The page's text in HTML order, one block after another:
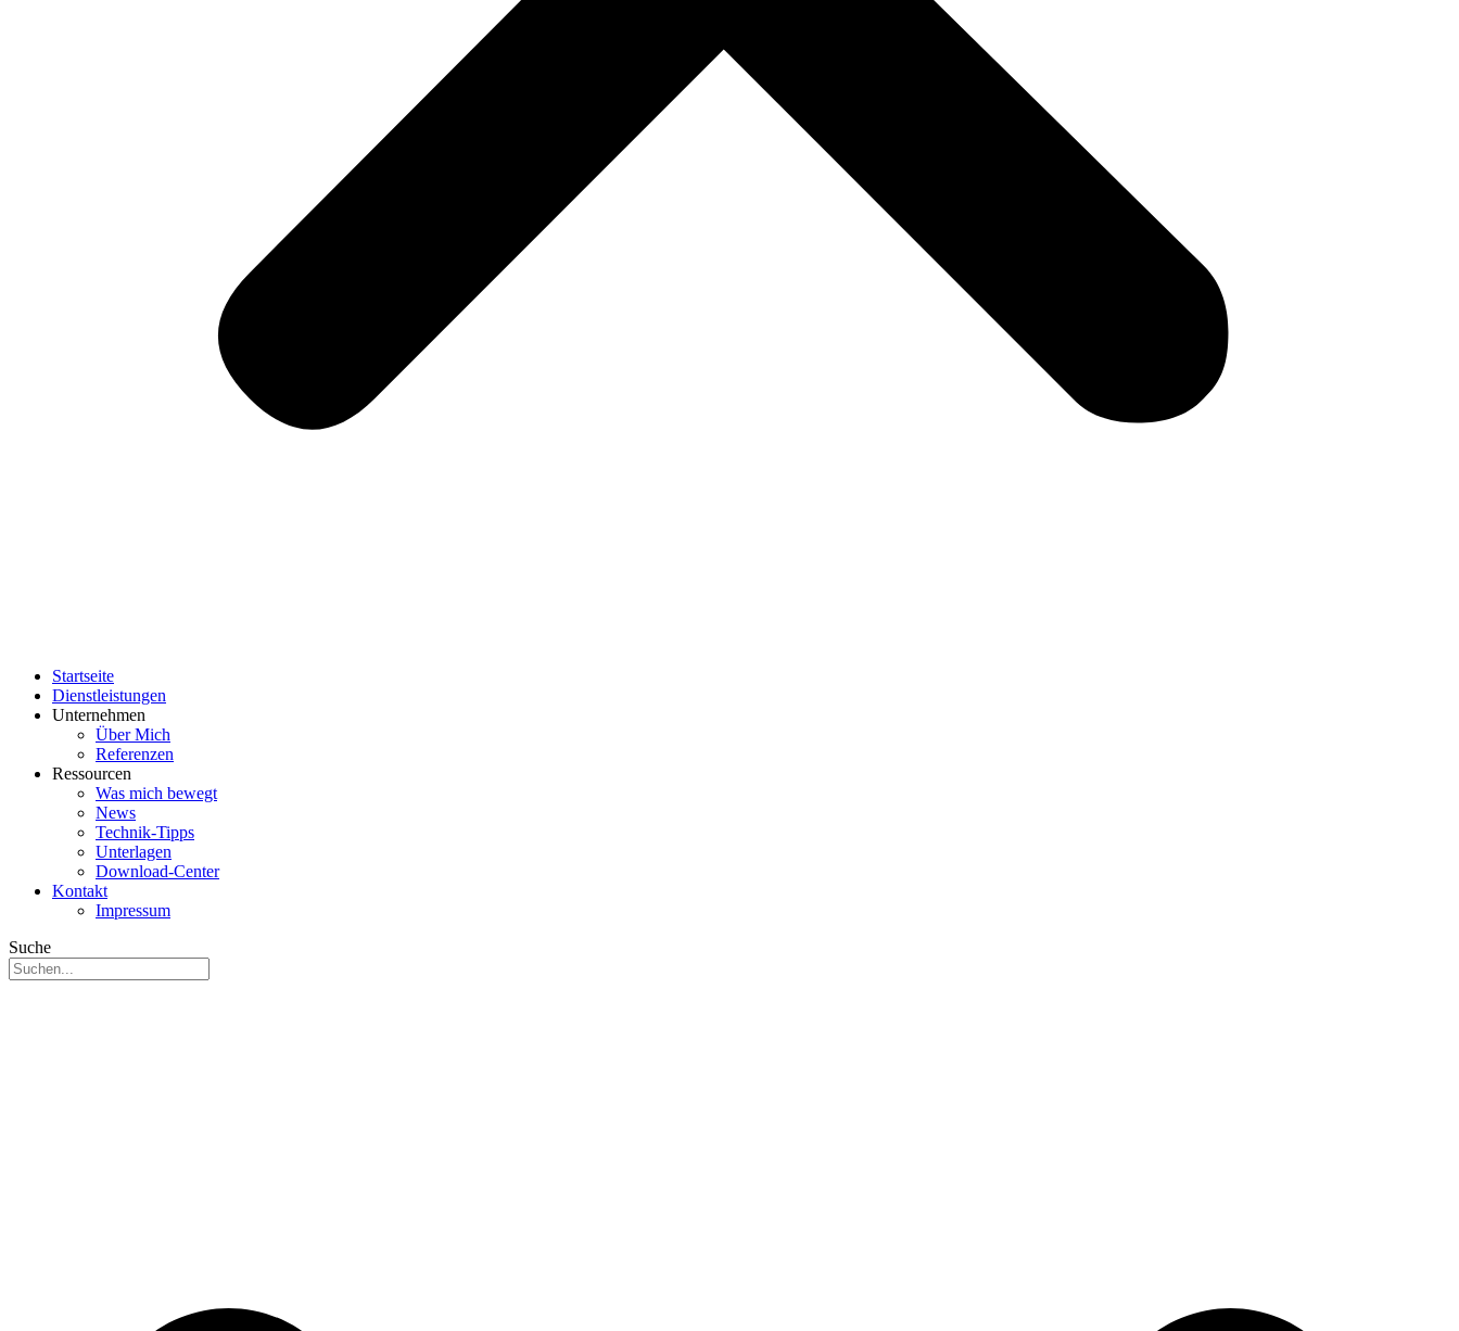
Startseite
Dienstleistungen
Unternehmen
Über Mich
Referenzen
Ressourcen
Was mich bewegt
News
Technik-Tipps
Unterlagen
Download-Center
Kontakt
Impressum
Suche